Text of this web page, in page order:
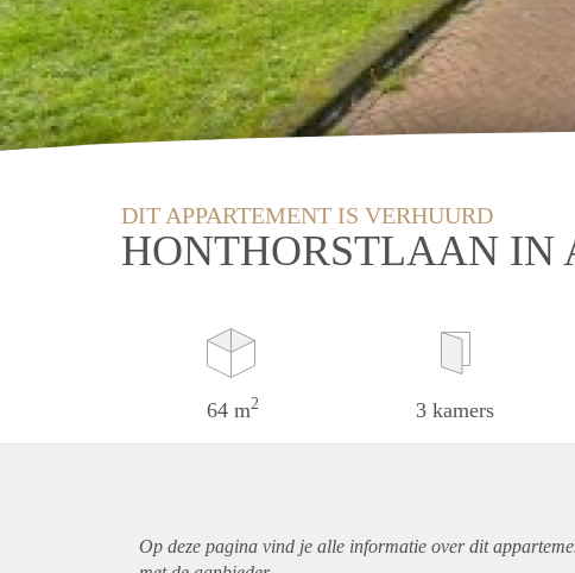
DIT APPARTEMENT IS VERHUURD
HONTHORSTLAAN IN
64 m2 3 kamers
Op deze pagina vind je alle informatie over dit